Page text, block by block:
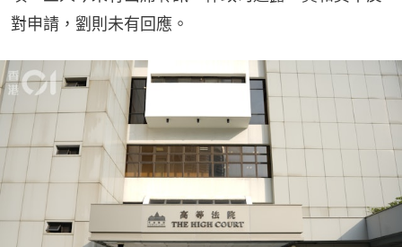
對申請，劉則未有回應。